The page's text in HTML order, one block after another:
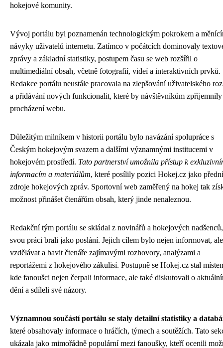
hokejové komunity.
Vývoj portálu byl poznamenán technologickým pokrokem a
návyky uživatelů internetu. Zatímco v počátcích dominovaly
zprávy a základní statistiky, postupem času se web rozšířil o
multimediální obsah, včetně fotografií, videí a interaktivních prvků.
Redakce portálu neustále pracovala na zlepšování uživatelského
a přidávání nových funkcionalit, které by návštěvníkům zpříjemnily
procházení webu.
Důležitým milníkem v historii portálu bylo navázání spolupráce s
Českým hokejovým svazem a dalšími významnými institucemi v
hokejovém prostředí. Tato partnerství umožnila přístup k
informacím a materiálům, které posílily pozici Hokej.cz jako
zdroje hokejových zpráv. Sportovní web zaměřený na hokej tak
možnost přinášet čtenářům obsah, který jinde nenaleznou.
Redakční tým portálu se skládal z novinářů a hokejových
svou práci brali jako poslání. Jejich cílem bylo nejen informovat,
vzdělávat a bavit čtenáře zajímavými rozhovory, analýzami a
reportážemi z hokejového zákulisí. Postupně se Hokej.cz stal
kde fanoušci nejen čerpali informace, ale také diskutovali o
dění a sdíleli své názory.
Významnou součástí portálu se staly detailní statistiky a
které obsahovaly informace o hráčích, týmech a soutěžích. Tato
ukázala jako mimořádně populární mezi fanoušky, kteří ocenili